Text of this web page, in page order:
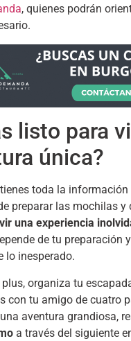
, quienes podrán
.
listo para
única?
toda la información
preparar las mochilas y
una experiencia
de tu preparación
lo inesperado.
organiza tu
con tu amigo de cuatro
aventura grandiosa,
a través del siguiente